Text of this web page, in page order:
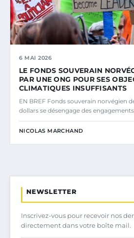
6 MAI 2026
LE FONDS SOUVERAIN
PAR UNE ONG POUR SES
CLIMATIQUES INSUFFISANTS
EN BREF Fonds souverain norvégien
dollars se désengage des
NICOLAS MARCHAND
NEWSLETTER
Inscrivez-vous pour recevoir nos
directement dans votre boîte mail.